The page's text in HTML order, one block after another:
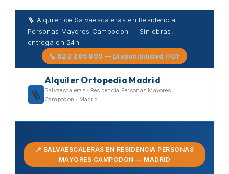
Skip
content
🪜 Alquiler de Salvaescaleras en Residencia
Personas Mayores Campodon — Sin obras,
entrega en 24h
📞 623 285 899 — Disponibilidad HOY
🪜
Alquiler Ortopedia Madrid
Salvaescaleras · Residencia Personas Mayores
Campodon · Madrid
📍 SALVAESCALERAS EN RESIDENCIA PERSONAS
MAYORES CAMPODON — MADRID